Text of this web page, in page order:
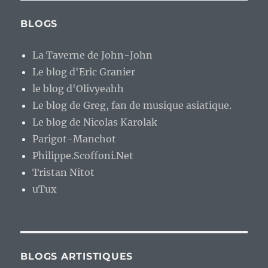
BLOGS
La Taverne de John-John
Le blog d'Eric Granier
le blog d'Olivyeahh
Le blog de Greg, fan de musique asiatique.
Le blog de Nicolas Karolak
Parigot-Manchot
Philippe.Scoffoni.Net
Tristan Nitot
uTux
BLOGS ARTISTIQUES